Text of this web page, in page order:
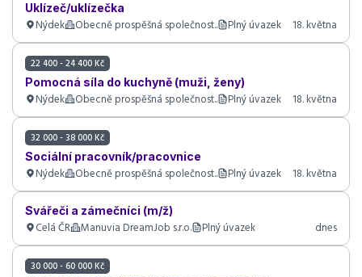
Uklízeč/uklízečka
Nýdek Obecně prospěšná společnost.. Plný úvazek 18. května
22 400 - 24 400 Kč
Pomocná síla do kuchyně (muži, ženy)
Nýdek Obecně prospěšná společnost.. Plný úvazek 18. května
32 000 - 38 000 Kč
Sociální pracovník/pracovnice
Nýdek Obecně prospěšná společnost.. Plný úvazek 18. května
Svářeči a zámečníci (m/ž)
Celá ČR Manuvia DreamJob s.r.o. Plný úvazek dnes
30 000 - 60 000 Kč